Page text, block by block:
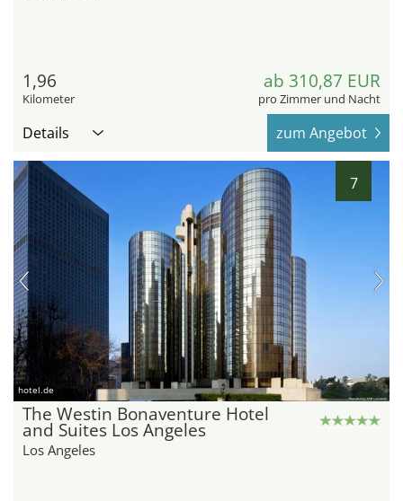
1,96
Kilometer
ab 310,87 EUR
pro Zimmer und Nacht
Details zum Angebot
7
hotel.de
The Westin Bonaventure Hotel
and Suites Los Angeles
Los Angeles